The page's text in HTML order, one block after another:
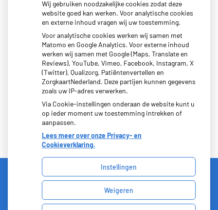
aanvragen
Vragen stellen
Afspraken maken
Dossier bekijken
Registerenop
patiëntenomgeving
Coöperatieve
H.A.
Bruijns,
Uw Zorg Online|Beheer
Wij gebruiken noodzakelijke cookies zodat deze
website goed kan werken. Voor analytische cookies
en externe inhoud vragen wij uw toestemming.
Voor analytische cookies werken wij samen met
Matomo en Google Analytics. Voor externe inhoud
werken wij samen met Google (Maps, Translate en
Reviews), YouTube, Vimeo, Facebook, Instagram, X
(Twitter), Qualizorg, Patiëntenvertellen en
ZorgkaartNederland. Deze partijen kunnen gegevens
zoals uw IP-adres verwerken.
Via Cookie-instellingen onderaan de website kunt u
op ieder moment uw toestemming intrekken of
aanpassen.
Lees meer over onze Privacy- en
Cookieverklaring.
Instellingen
Weigeren